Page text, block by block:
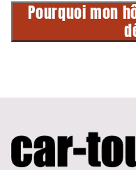
Pourquoi mon